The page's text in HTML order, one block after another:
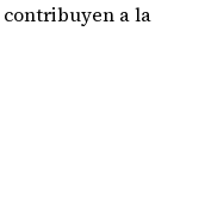
a la